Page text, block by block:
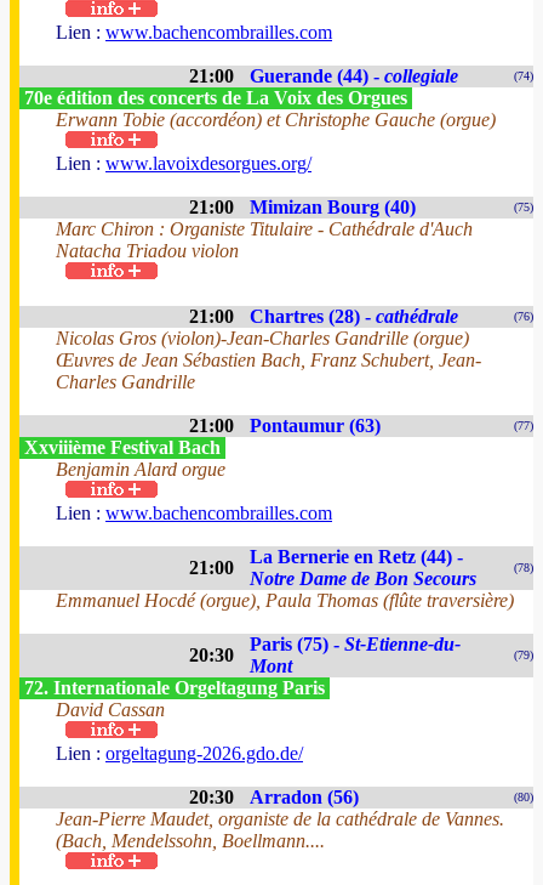
Lien : www.bachencombrailles.com
21:00 Guerande (44) - collegiale (74)
70e édition des concerts de La Voix des Orgues
Erwann Tobie (accordéon) et Christophe Gauche (orgue)
Lien : www.lavoixdesorgues.org/
21:00 Mimizan Bourg (40) (75)
Marc Chiron : Organiste Titulaire - Cathédrale d'Auch
Natacha Triadou violon
21:00 Chartres (28) - cathédrale (76)
Nicolas Gros (violon)-Jean-Charles Gandrille (orgue)
Œuvres de Jean Sébastien Bach, Franz Schubert, Jean-
Charles Gandrille
21:00 Pontaumur (63) (77)
Xxviiième Festival Bach
Benjamin Alard orgue
Lien : www.bachencombrailles.com
21:00
La Bernerie en Retz (44) -
Notre Dame de Bon Secours
(78)
Emmanuel Hocdé (orgue), Paula Thomas (flûte traversière)
20:30
Paris (75) - St-Etienne-du-
Mont
(79)
72. Internationale Orgeltagung Paris
David Cassan
Lien : orgeltagung-2026.gdo.de/
20:30 Arradon (56) (80)
Jean-Pierre Maudet, organiste de la cathédrale de Vannes.
(Bach, Mendelssohn, Boellmann....